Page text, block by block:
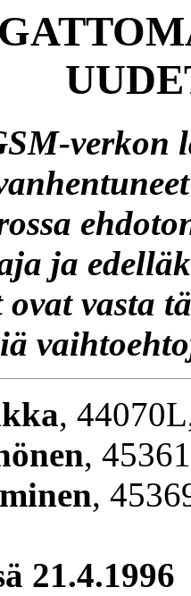
verkon
ja
ovat vasta
,
,
,
21.4.1996